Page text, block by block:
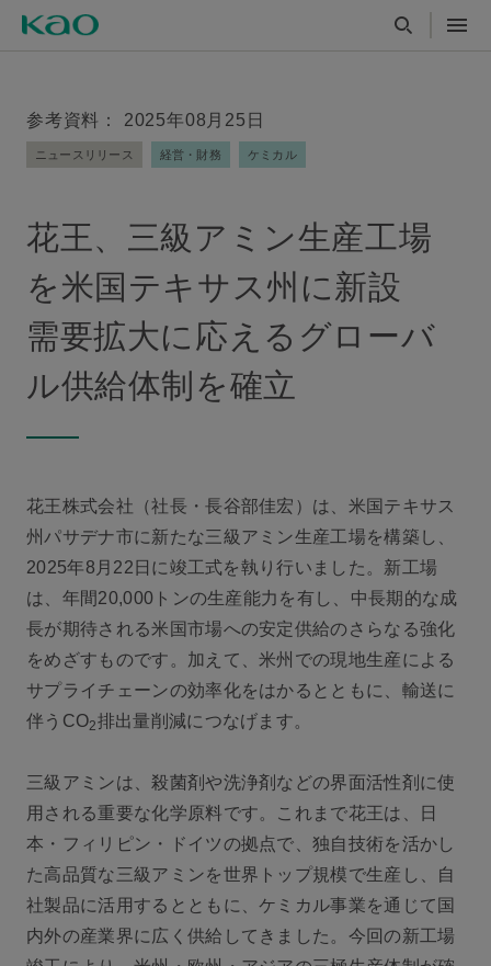
参考資料： 2025年08月25日
ニュースリリース 経営・財務 ケミカル
花王、三級アミン生産工場
を米国テキサス州に新設
需要拡大に応えるグローバ
ル供給体制を確立
花王株式会社（社長・長谷部佳宏）は、米国テキサス
州パサデナ市に新たな三級アミン生産工場を構築し、
2025年8月22日に竣工式を執り行いました。新工場
は、年間20,000トンの生産能力を有し、中長期的な成
長が期待される米国市場への安定供給のさらなる強化
をめざすものです。加えて、米州での現地生産による
サプライチェーンの効率化をはかるとともに、輸送に
伴うCO2排出量削減につなげます。
三級アミンは、殺菌剤や洗浄剤などの界面活性剤に使
用される重要な化学原料です。これまで花王は、日
本・フィリピン・ドイツの拠点で、独自技術を活かし
た高品質な三級アミンを世界トップ規模で生産し、自
社製品に活用するとともに、ケミカル事業を通じて国
内外の産業界に広く供給してきました。今回の新工場